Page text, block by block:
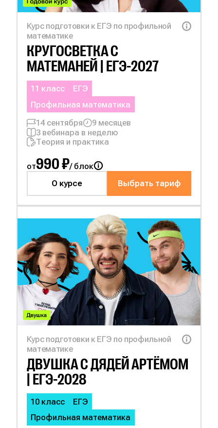
Курс подготовки к ЕГЭ по профильной
математике
КРУГОСВЕТКА С
МАТЕМАНЕЙ | ЕГЭ-2027
11 класс
ЕГЭ
Профильная математика
14 сентября
9 месяцев
3 вебинара в неделю
Теория и практика
от990 ₽/ блок
Выбрать тариф
О курсе
Курс подготовки к ЕГЭ по профильной
математике
ДВУШКА СДЯДЕЙ АРТЁМОМ
| ЕГЭ-2028
10 класс
ЕГЭ
Профильная математика